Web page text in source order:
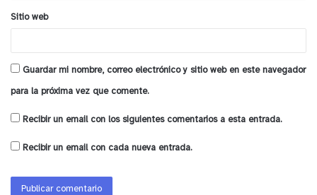
Sitio web
Guardar mi nombre, correo electrónico y sitio web en este navegador
para la próxima vez que comente.
Recibir un email con los siguientes comentarios a esta entrada.
Recibir un email con cada nueva entrada.